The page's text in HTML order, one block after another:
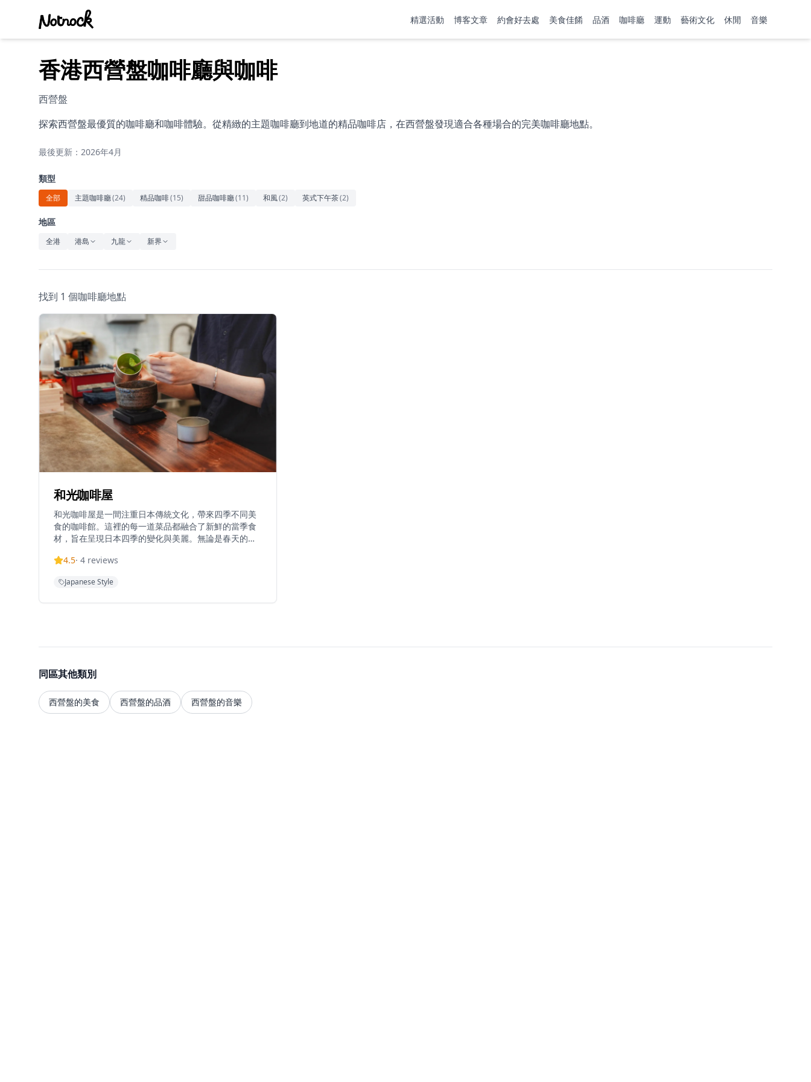
精選活動 博客文章 約會好去處 美食佳餚 品酒 咖啡廳 運動 藝術文化 休閒 音樂
香港西營盤咖啡廳與咖啡
西營盤
探索西營盤最優質的咖啡廳和咖啡體驗。從精緻的主題咖啡廳到地道的精品咖啡店，在西營盤發現適合各種場合的完美咖啡廳地點。
最後更新：2026年4月
類型
全部 主題咖啡廳(24) 精品咖啡(15) 甜品咖啡廳(11) 和風(2) 英式下午茶(2)
地區
全港 港島 九龍 新界
找到 1 個咖啡廳地點
和光咖啡屋
和光咖啡屋是一間注重日本傳統文化，帶來四季不同美
食的咖啡館。這裡的每一道菜品都融合了新鮮的當季食
材，旨在呈現日本四季的變化與美麗。無論是春天的櫻
冬天的熱湯，每一口都讓人感受到濃厚的季節氛圍。此
的燈光和舒適的座位，為客人提供一個放鬆的環境。店
4.5· 4 reviews
Japanese Style
同區其他類別
西營盤的美食 西營盤的品酒 西營盤的音樂